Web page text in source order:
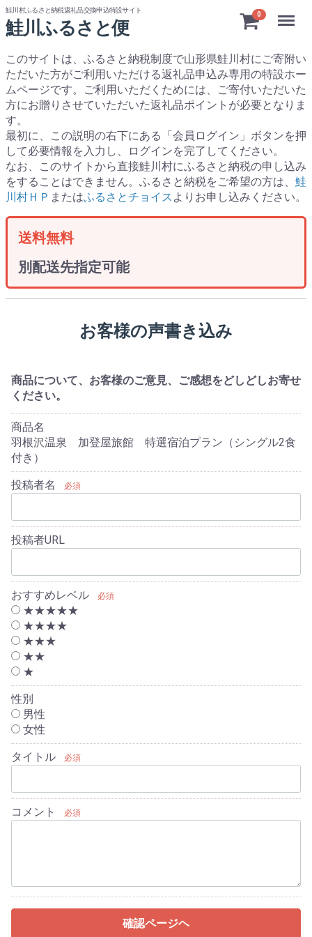
鮭川村ふるさと納税返礼品交換申込特設サイト
鮭川ふるさと便
このサイトは、ふるさと納税制度で山形県鮭川村にご寄附い
ただいた方がご利用いただける返礼品申込み専用の特設ホー
ムページです。
ご利用いただくためには、ご寄付いただいた
方にお贈りさせていただいた返礼品ポイントが必要となりま
す。
最初に、この説明の右下にある「会員ログイン」ボタンを押
して必要情報を入力し、ログインを完了してください。
なお、このサイトから直接鮭川村にふるさと納税の申し込み
をすることはできません。ふるさと納税をご希望の方は、 鮭
川村ＨＰ またはふるさとチョイス よりお申し込みください。
0
送料無料
別配送先指定可能
Menu
お客様の声書き込み
商品について、お客様のご意見、ご感想をどしどしお寄せ
ください。
商品名
羽根沢温泉 加登屋旅館 特選宿泊プラン（シングル2食
付き）
投稿者名 必須
投稿者URL
おすすめレベル 必須
★★★★★
★★★★
★★★
★★
★
性別
男性
女性
タイトル 必須
コメント 必須
確認ページヘ